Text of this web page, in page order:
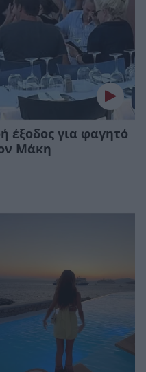
έξοδος για φαγητό
Μάκη